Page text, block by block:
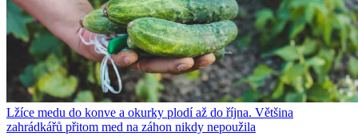
Lžíce medu do konve a okurky plodí až do října. Většina
zahrádkářů přitom med na záhon nikdy nepoužila